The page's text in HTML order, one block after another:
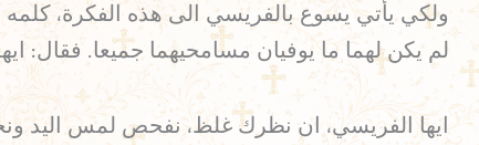
ولكي يأتي يسوع بالفريسي الى هذه الفكرة،
لم يكن لهما ما يوفيان مسامحيهما جميعا. فقال:
ايها الفريسي، ان نظرك غلظ، نفحص لمس اليد